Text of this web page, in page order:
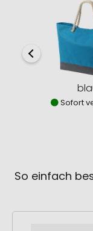
Sofort
So einfach